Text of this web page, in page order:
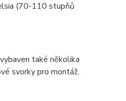
(70-110 stupňů
také několika
svorky pro montáž.